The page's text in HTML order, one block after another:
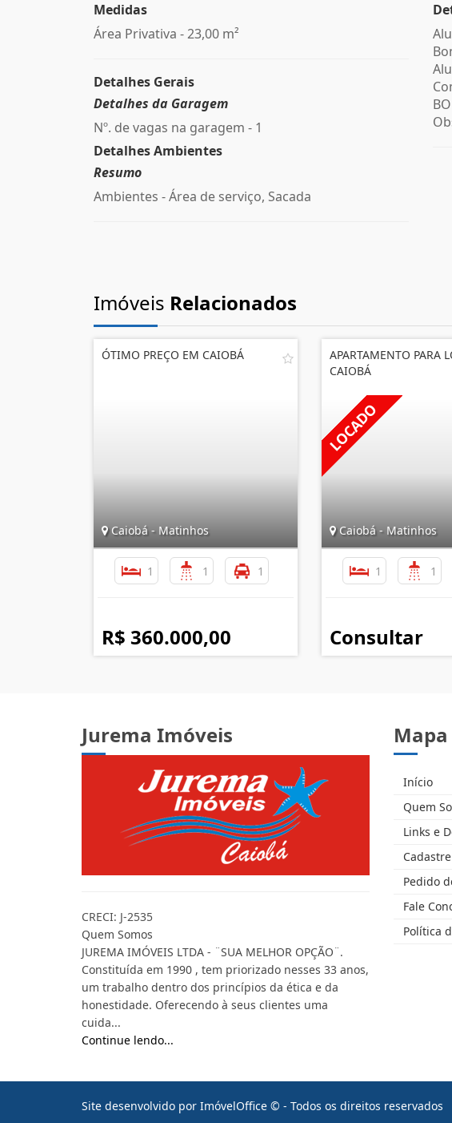
Medidas
Área Privativa - 23,00 m²
Detalhes Gerais
Detalhes da Garagem
Nº. de vagas na garagem - 1
Detalhes Ambientes
Resumo
Ambientes - Área de serviço, Sacada
Imóveis Relacionados
ÓTIMO PREÇO EM CAIOBÁ
Caiobá - Matinhos
1 1 1
R$ 360.000,00
APARTAMENTO PARA
CAIOBÁ
Caiobá - Matinhos
1 1
Consultar
Jurema Imóveis
CRECI: J-2535
Quem Somos
JUREMA IMÓVEIS LTDA - ¨SUA MELHOR OPÇÃO¨.
Constituída em 1990 , tem priorizado nesses 33 anos,
um trabalho dentro dos princípios da ética e da
honestidade. Oferecendo à seus clientes uma
cuida...
Continue lendo...
Início
Quem
Links e
Pedido
Fale
Política
Site desenvolvido por ImóvelOffice © - Todos os direitos reservados